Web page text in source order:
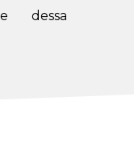
dessa